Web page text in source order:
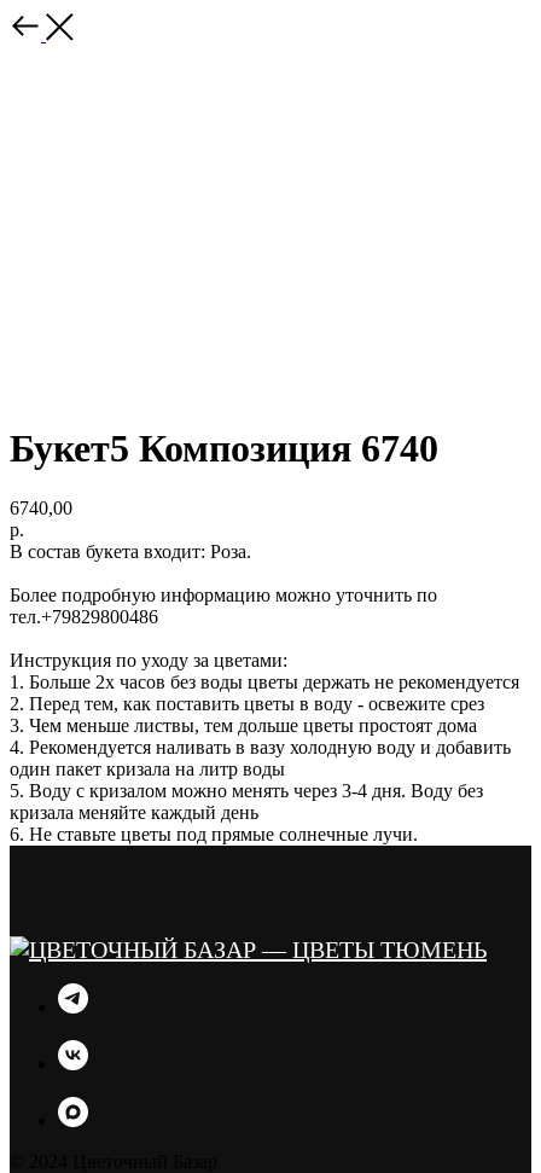
Букет5 Композиция 6740
6740,00
р.
В состав букета входит: Роза.
Более подробную информацию можно уточнить по
тел.+79829800486
Инструкция по уходу за цветами:
1. Больше 2х часов без воды цветы держать не рекомендуется
2. Перед тем, как поставить цветы в воду - освежите срез
3. Чем меньше листвы, тем дольше цветы простоят дома
4. Рекомендуется наливать в вазу холодную воду и добавить
один пакет кризала на литр воды
5. Воду с кризалом можно менять через 3-4 дня. Воду без
кризала меняйте каждый день
6. Не ставьте цветы под прямые солнечные лучи.